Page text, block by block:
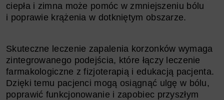
ciepła i zimna może pomóc w zmniejszeniu bólu
i poprawie krążenia w dotkniętym obszarze.
Skuteczne leczenie zapalenia korzonków wymaga
zintegrowanego podejścia, które łączy leczenie
farmakologiczne z fizjoterapią i edukacją pacjenta.
Dzięki temu pacjenci mogą osiągnąć ulgę w bólu,
poprawić funkcjonowanie i zapobiec przyszłym